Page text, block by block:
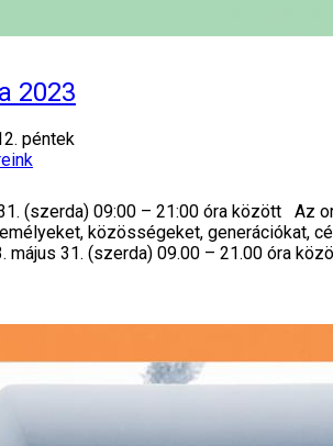
2023
péntek
(szerda) 09:00 – 21:00 óra között Az
közösségeket, generációkat,
május 31. (szerda) 09.00 – 21.00 óra